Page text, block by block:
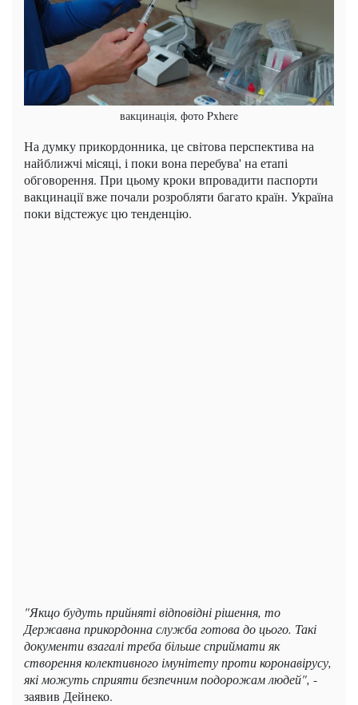
вакцинація, фото Pxhere
На думку прикордонника, це світова перспектива на
найближчі місяці, і поки вона перебува' на етапі
обговорення. При цьому кроки впровадити паспорти
вакцинації вже почали розробляти багато країн. Україна
поки відстежує цю тенденцію.
"Якщо будуть прийняті відповідні рішення, то
Державна прикордонна служба готова до цього. Такі
документи взагалі треба більше сприймати як
створення колективного імунітету проти коронавірусу,
які можуть сприяти безпечним подорожам людей", -
заявив Дейнеко.